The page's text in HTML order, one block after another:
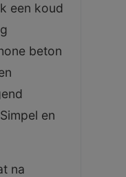
een koud
beton
en
na